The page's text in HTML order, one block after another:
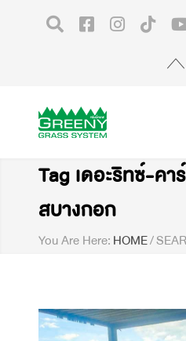
Tag เดอะริทซ์-คา
สบางกอก
You Are Here: HOME/